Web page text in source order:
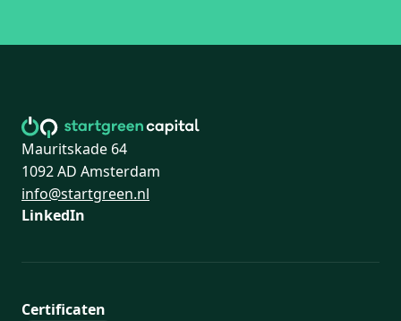
Mauritskade 64
1092 AD Amsterdam
info@startgreen.nl
LinkedIn
Certificaten